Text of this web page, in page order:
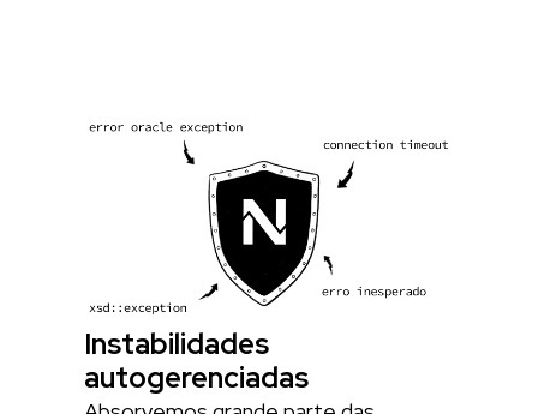
Instabilidades
autogerenciadas